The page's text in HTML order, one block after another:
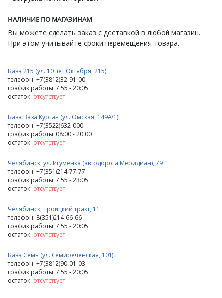
НАЛИЧИЕ ПО МАГАЗИНАМ
Вы можете сделать заказ с доставкой в любой магазин.
При этом учитывайте сроки перемещения товара.
База 215 (ул. 10 лет Октября, 215)
телефон: +7(3812)32-91-00
график работы: 7:55 - 20:05
остаток: отсутствует
База Ваза Курган (ул. Омская, 149А/1)
телефон: +7(3522)632-000
график работы: 08:00 - 20:00
остаток: отсутствует
Челябинск, ул. Игуменка (автодорога Меридиан), 79
телефон: +7(351)214-77-77
график работы: 7:55 - 23:05
остаток: отсутствует
Челябинск, Троицкий тракт, 11
телефон: 8(351)214-66-66
график работы: 7:55 - 20:05
остаток: отсутствует
База Семь (ул. Семиреченская, 101)
телефон: +7(3812)90-01-03
график работы: 7:55 - 20:05
остаток: отсутствует